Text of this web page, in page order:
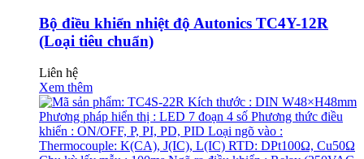
Bộ điều khiển nhiệt độ Autonics TC4Y-12R
(Loại tiêu chuẩn)
Liên hệ
Xem thêm